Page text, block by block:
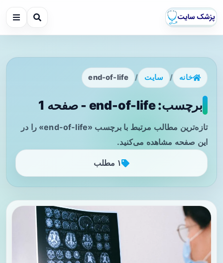
خانه / سایت /
end-of-life
برچسب: end-of-life - صفحه 1
تازه‌ترین مطالب مرتبط با برچسب «end-of-life» را در
این صفحه مشاهده می‌کنید.
۱ مطلب